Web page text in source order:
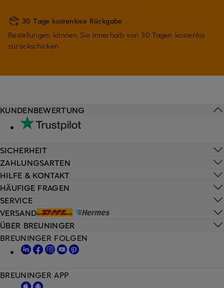
30 Tage kostenlose Rückgabe
Bestellungen können Sie innerhalb von 30 Tagen kostenlos
zurückschicken.
HILFE & KONTAKT
HÄUFIGE FRAGEN
SERVICE
VERSAND
KUNDENBEWERTUNG
SICHERHEIT
ZAHLUNGSARTEN
ÜBER BREUNINGER
BREUNINGER FOLGEN
BREUNINGER APP